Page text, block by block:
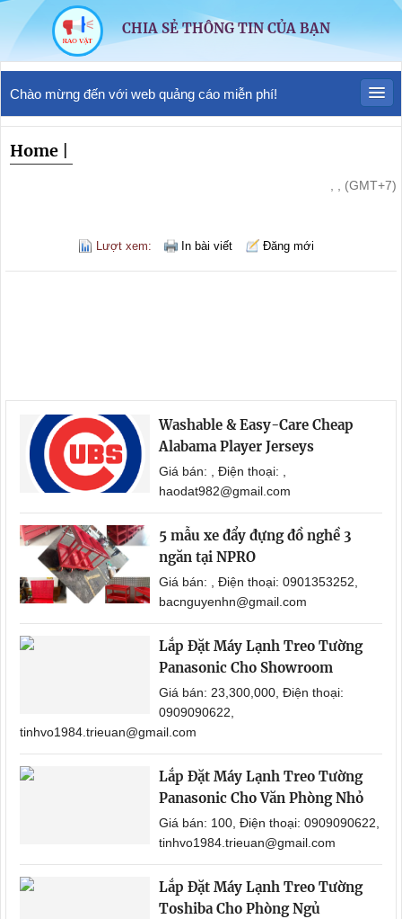
CHIA SẺ THÔNG TIN CỦA BẠN
Chào mừng đến với web quảng cáo miễn phí!
Home
, , (GMT+7)
Lượt xem: In bài viết Đăng mới
Washable & Easy-Care Cheap
Alabama Player Jerseys
Giá bán: , Điện thoại: ,
haodat982@gmail.com
5 mẫu xe đẩy đựng đồ nghề 3
ngăn tại NPRO
Giá bán: , Điện thoại: 0901353252,
bacnguyenhn@gmail.com
Lắp Đặt Máy Lạnh Treo Tường
Panasonic Cho Showroom
Giá bán: 23,300,000, Điện thoại:
0909090622,
tinhvo1984.trieuan@gmail.com
Lắp Đặt Máy Lạnh Treo Tường
Panasonic Cho Văn Phòng Nhỏ
Giá bán: 100, Điện thoại: 0909090622,
tinhvo1984.trieuan@gmail.com
Lắp Đặt Máy Lạnh Treo Tường
Toshiba Cho Phòng Ngủ